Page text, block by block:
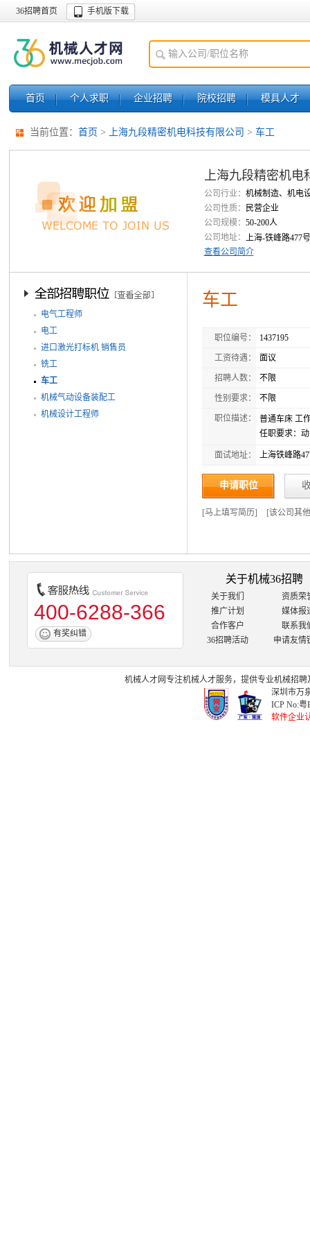
36招聘首页 手机版下载
首页 个人求职 企业招聘 院校招聘 模具人才
当前位置： 首页 > 上海九段精密机电科技有限公司 > 车工
上海九段精密机电
公司行业： 机械制造、机电
公司性质：
民营企业
公司规模： 50-200人
公司地址：
上海-铁峰路477号
查看公司简介
电气工程师
电工
进口激光打标机 销售员
铣工
车工
机械气动设备装配工
机械设计工程师
车工
职位编号： 1437195
工资待遇： 面议
招聘人数： 不限
性别要求： 不限
职位描述：
普通车床 工
任职要求：
面试地址： 上海铁峰路
申请职位
[马上填写简历] [该公司其
400-6288-366
有奖纠错
关于机械36招聘
关于我们
资质荣
推广计划
媒体报
合作客户
联系我
36招聘活动
申请友情
机械人才网专注机械人才服务，提供专业机械招聘
深圳市万
ICP No:粤
软件企业